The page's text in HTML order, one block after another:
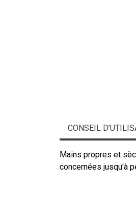
CONSEIL
Mains propres et
concernées jusqu'à